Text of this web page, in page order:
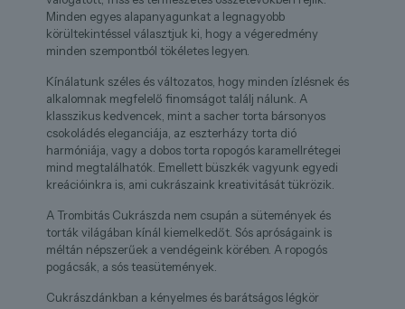
Minden egyes alapanyagunkat a legnagyobb
körültekintéssel választjuk ki, hogy a végeredmény
minden szempontból tökéletes legyen.
Kínálatunk széles és változatos, hogy minden ízlésnek és
alkalomnak megfelelő finomságot találj nálunk. A
klasszikus kedvencek, mint a sacher torta bársonyos
csokoládés eleganciája, az eszterházy torta dió
harmóniája, vagy a dobos torta ropogós karamellrétegei
mind megtalálhatók. Emellett büszkék vagyunk egyedi
kreációinkra is, ami cukrászaink kreativitását tükrözik.
A Trombitás Cukrászda nem csupán a sütemények és
torták világában kínál kiemelkedőt. Sós apróságaink is
méltán népszerűek a vendégeink körében. A ropogós
pogácsák, a sós teasütemények.
Cukrászdánkban a kényelmes és barátságos légkör